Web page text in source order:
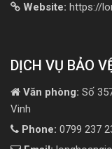
Website: https://
DỊCH VỤ BẢO
Văn phòng: Số
Vinh
Phone: 0799 237